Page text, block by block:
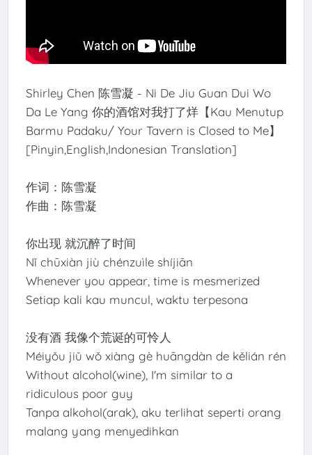
Shirley Chen 陈雪凝 - Ni De Jiu Guan Dui Wo
Da Le Yang 你的酒馆对我打了烊【Kau Menutup
Barmu Padaku/ Your Tavern is Closed to Me】
[Pinyin,English,Indonesian Translation]
作词：陈雪凝
作曲：陈雪凝
你出现 就沉醉了时间
Nǐ chūxiàn jiù chénzuìle shíjiān
Whenever you appear, time is mesmerized
Setiap kali kau muncul, waktu terpesona
没有酒 我像个荒诞的可怜人
Méiyǒu jiǔ wǒ xiàng gè huāngdàn de kělián rén
Without alcohol(wine), I'm similar to a
ridiculous poor guy
Tanpa alkohol(arak), aku terlihat seperti orang
malang yang menyedihkan